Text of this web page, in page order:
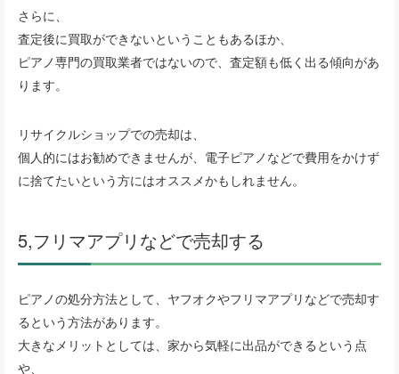
さらに、
査定後に買取ができないということもあるほか、
ピアノ専門の買取業者ではないので、査定額も低く出る傾向があ
ります。
リサイクルショップでの売却は、
個人的にはお勧めできませんが、電子ピアノなどで費用をかけず
に捨てたいという方にはオススメかもしれません。
5,フリマアプリなどで売却する
ピアノの処分方法として、ヤフオクやフリマアプリなどで売却す
るという方法があります。
大きなメリットとしては、家から気軽に出品ができるという点
や、